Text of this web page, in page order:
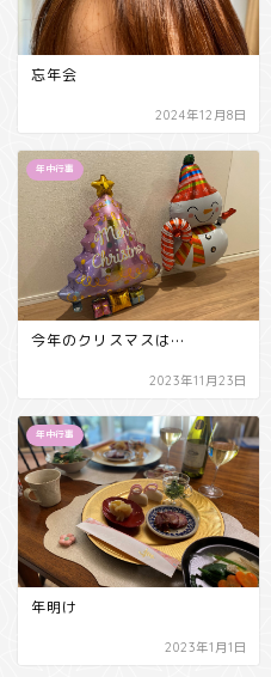
忘年会
2024年12月8日
年中行事
今年のクリスマスは…
2023年11月23日
年中行事
年明け
2023年1月1日